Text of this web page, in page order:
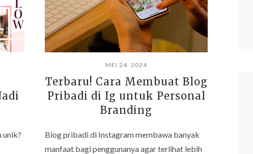
unik?
MEI 24, 2024
Terbaru! Cara Membuat Blog
Pribadi di Ig untuk Personal
Branding
Blog pribadi di Instagram membawa banyak
manfaat bagi penggunanya agar terlihat lebih